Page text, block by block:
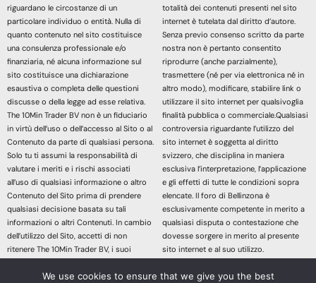
riguardano le circostanze di un
particolare individuo o entità. Nulla di
quanto contenuto nel sito costituisce
una consulenza professionale e/o
finanziaria, né alcuna informazione sul
sito costituisce una dichiarazione
esaustiva o completa delle questioni
discusse o della legge ad esse relativa.
The 10Min Trader BV non è un fiduciario
in virtù dell’uso o dell’accesso al Sito o al
Contenuto da parte di qualsiasi persona.
Solo tu ti assumi la responsabilità di
valutare i meriti e i rischi associati
all’uso di qualsiasi informazione o altro
Contenuto del Sito prima di prendere
qualsiasi decisione basata su tali
informazioni o altri Contenuti. In cambio
dell’utilizzo del Sito, accetti di non
ritenere The 10Min Trader BV, i suoi
servizi responsabile di eventuali
totalità dei contenuti presenti nel sito
internet è tutelata dal diritto d’autore.
Senza previo consenso scritto da parte
nostra non è pertanto consentito
riprodurre (anche parzialmente),
trasmettere (né per via elettronica né in
altro modo), modificare, stabilire link o
utilizzare il sito internet per qualsivoglia
finalità pubblica o commerciale.Qualsiasi
controversia riguardante l’utilizzo del
sito internet è soggetta al diritto
svizzero, che disciplina in maniera
esclusiva l’interpretazione, l’applicazione
e gli effetti di tutte le condizioni sopra
elencate. Il foro di Bellinzona è
esclusivamente competente in merito a
qualsiasi disputa o contestazione che
dovesse sorgere in merito al presente
sito internet e al suo utilizzo.
dei contenuti di questo sito Web
We use cookies to ensure that we give you the best